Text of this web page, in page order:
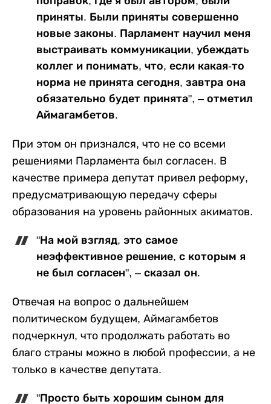
приняты. Были приняты совершенно
новые законы. Парламент научил меня
выстраивать коммуникации, убеждать
коллег и понимать, что, если какая-то
норма не принята сегодня, завтра она
обязательно будет принята", – отметил
Аймагамбетов.
При этом он признался, что не со всеми
решениями Парламента был согласен. В
качестве примера депутат привел реформу,
предусматривающую передачу сферы
образования на уровень районных акиматов.
"На мой взгляд, это самое
неэффективное решение, с которым я
не был согласен", – сказал он.
Отвечая на вопрос о дальнейшем
политическом будущем, Аймагамбетов
подчеркнул, что продолжать работать во
благо страны можно в любой профессии, а не
только в качестве депутата.
"Просто быть хорошим сыном для